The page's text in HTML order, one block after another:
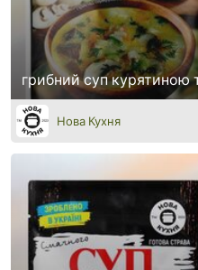
грибний суп
Нова Кухня